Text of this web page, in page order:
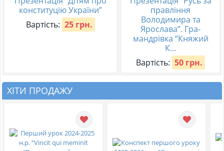
конституцію України”
Вартість: 25 грн.
правління
Володимира та
Ярослава”. Гра-
мандрівка “Княжий
К...
Вартість: 50 грн.
ХІТИ ПРОДАЖУ